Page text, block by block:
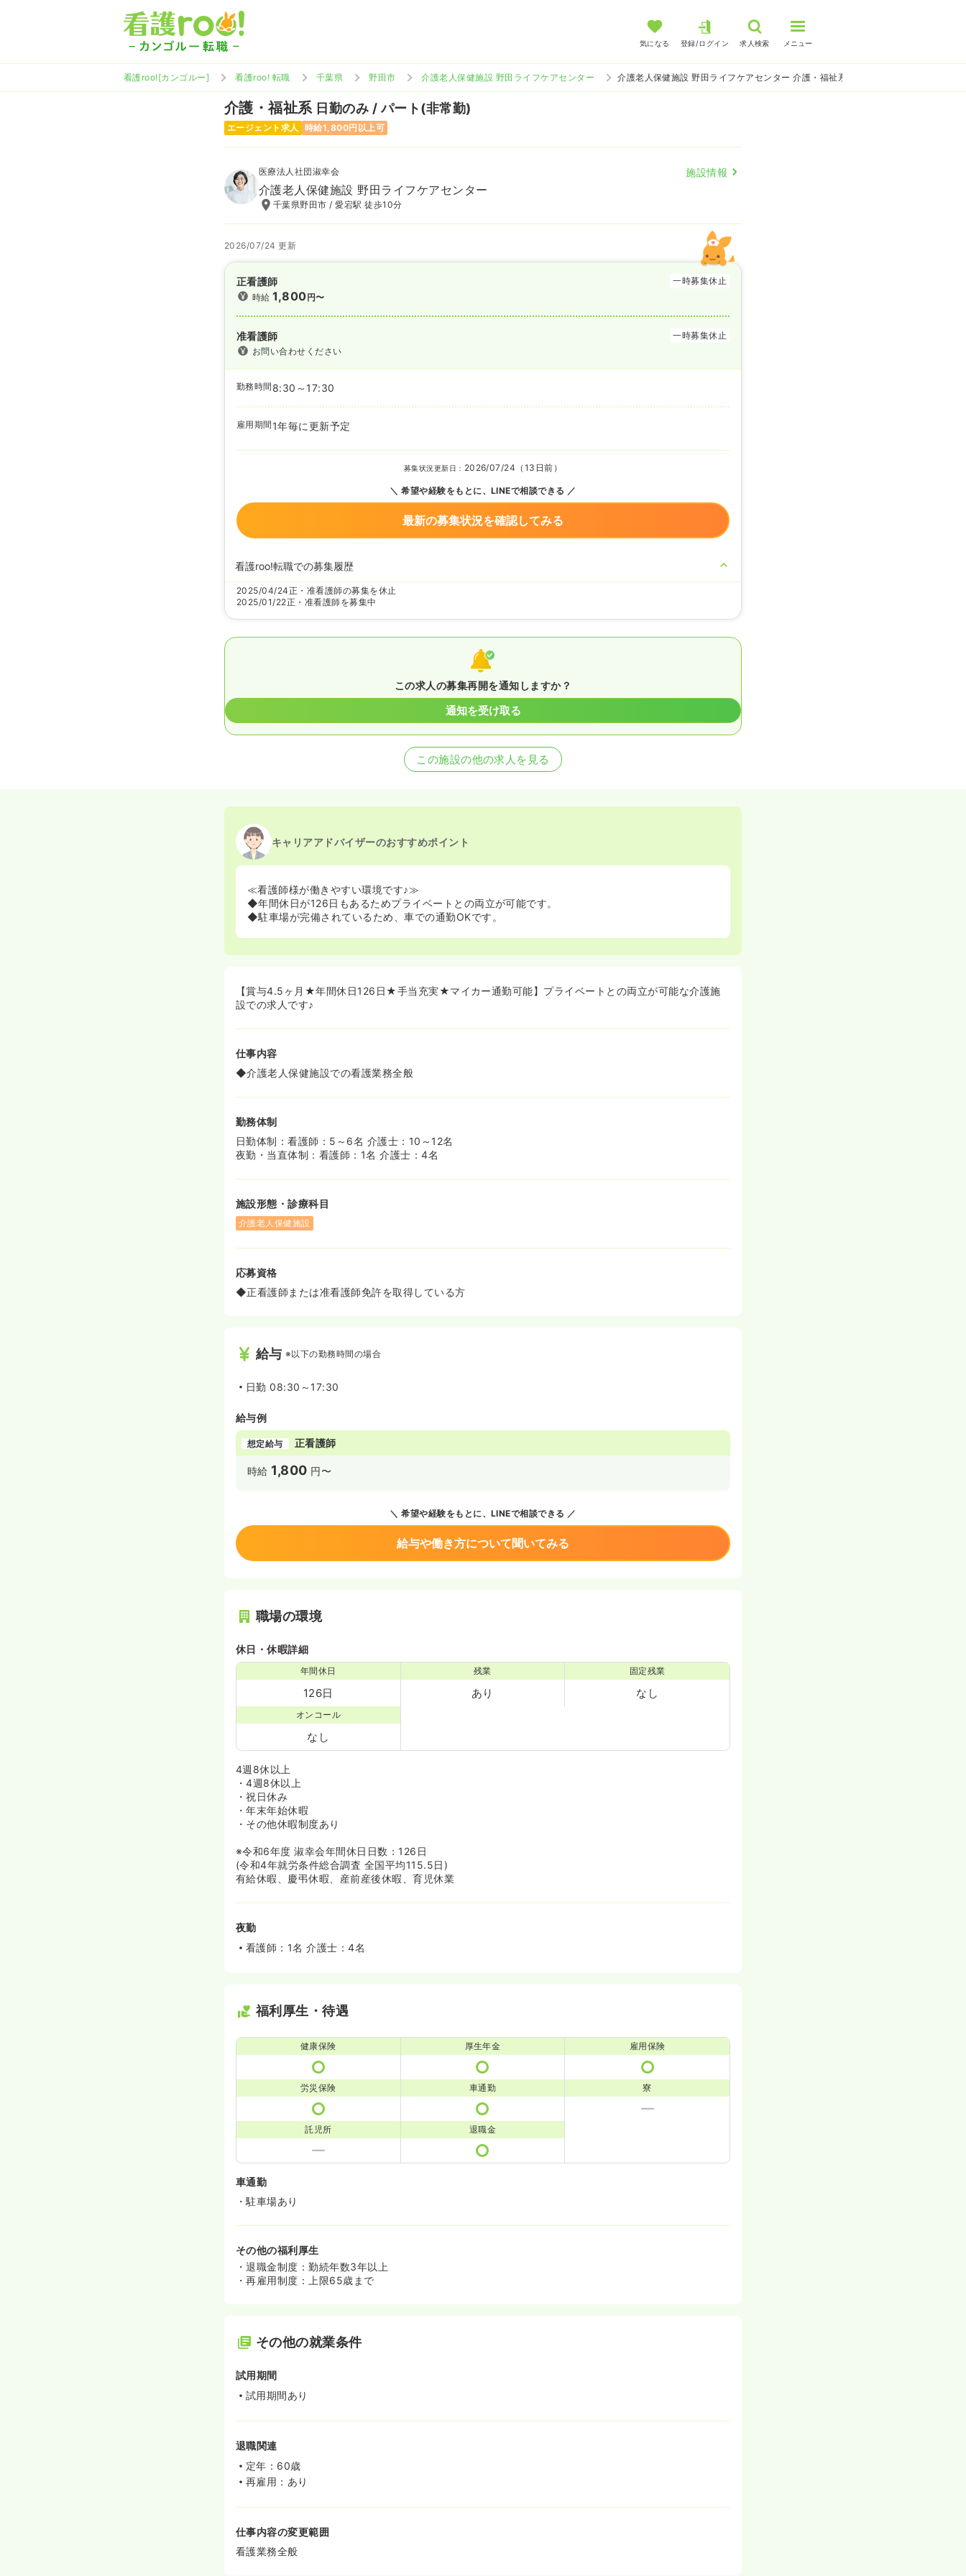
気になる 登録/ログイン 求人検索 メニュー
看護roo![カンゴルー] 看護roo! 転職 千葉県 野田市 介護老人保健施設 野田ライフケアセンター 介護老人保健施設 野田ライフケアセンター 介護・福祉系の看護師求人
介護・福祉系 日勤のみ / パート(非常勤)
エージェント求人 時給1,800円以上可
医療法人社団淑幸会 施設情報
介護老人保健施設 野田ライフケアセンター
千葉県野田市 / 愛宕駅 徒歩10分
2026/07/24 更新
正看護師
一時募集休止
時給1,800円〜
准看護師
一時募集休止
お問い合わせください
勤務時間 8:30～17:30
雇用期間 1年毎に更新予定
募集状況更新日： 2026/07/24（13日前）
希望や経験をもとに、LINEで相談できる
最新の募集状況を確認してみる
看護roo!転職での募集履歴
2025/04/24正・准看護師の募集を休止
2025/01/22正・准看護師を募集中
この求人の募集再開を通知しますか？
通知を受け取る
この施設の他の求人を見る
キャリアアドバイザーのおすすめポイント
≪看護師様が働きやすい環境です♪≫
◆年間休日が126日もあるためプライベートとの両立が可能です。
◆駐車場が完備されているため、車での通勤OKです。
【賞与4.5ヶ月★年間休日126日★手当充実★マイカー通勤可能】プライベートとの両立が可能な介護施
設での求人です♪
仕事内容
◆介護老人保健施設での看護業務全般
勤務体制
日勤体制：看護師：5～6名 介護士：10～12名
夜勤・当直体制：看護師：1名 介護士：4名
施設形態・診療科目
介護老人保健施設
応募資格
◆正看護師または准看護師免許を取得している方
給与 ※以下の勤務時間の場合
日勤 08:30～17:30
給与例
想定給与 正看護師
時給 1,800 円〜
希望や経験をもとに、LINEで相談できる
給与や働き方について聞いてみる
職場の環境
休日・休暇詳細
年間休日
126日
残業
あり
固定残業
なし
オンコール
なし
4週8休以上
・4週8休以上
・祝日休み
・年末年始休暇
・その他休暇制度あり
※令和6年度 淑幸会年間休日日数：126日
(令和4年就労条件総合調査 全国平均115.5日)
有給休暇、慶弔休暇、産前産後休暇、育児休業
夜勤
看護師：1名 介護士：4名
福利厚生・待遇
健康保険 厚生年金 雇用保険
労災保険 車通勤 寮
託児所 退職金
車通勤
・駐車場あり
その他の福利厚生
・退職金制度：勤続年数3年以上
・再雇用制度：上限65歳まで
その他の就業条件
試用期間
試用期間あり
退職関連
定年：60歳
再雇用：あり
仕事内容の変更範囲
看護業務全般